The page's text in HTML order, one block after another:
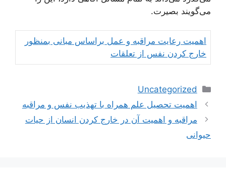
می‌گویند بصیرت.
اهمیت رعایت مراقبه و عمل براساس مبانی بمنظور
خارج كردن نفس از تعلقات
دسته‌ها
Uncategorized
ناوبری
نوشته‌ها
اهمیت تحصیل علم همراه با تهذیب نفس و مراقبه
مراقبه و اهمیت آن در خارج کردن انسان از حیات
حیوانی